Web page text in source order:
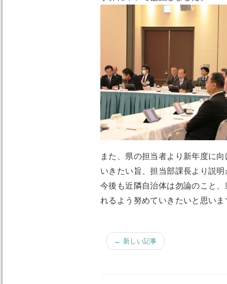
また、県の担当者より新年度に
いきたい旨、担当部課長より説
今後も近隣自治体は勿論のこと
れるよう努めていきたいと思いま
← 新しい記事